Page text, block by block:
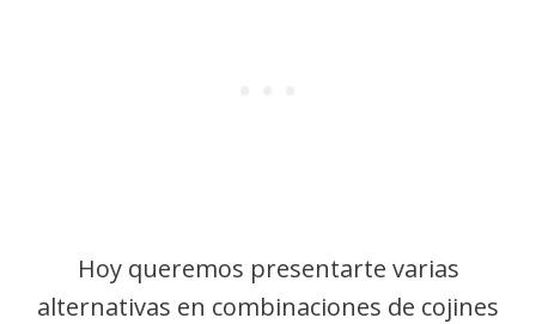
Hoy queremos presentarte varias
alternativas en combinaciones de cojines